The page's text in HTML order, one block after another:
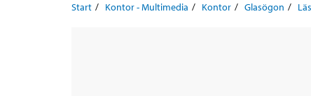
Start Kontor - Multimedia Kontor Glasögon